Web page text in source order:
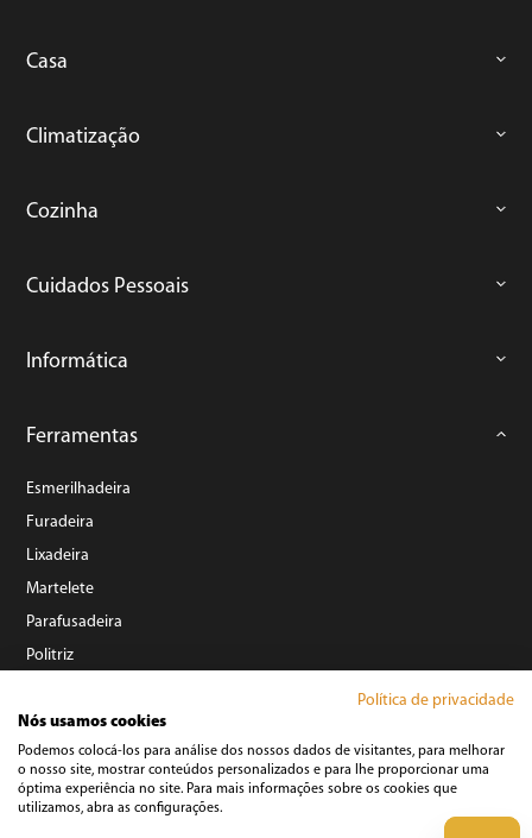
Casa
Climatização
Cozinha
Cuidados Pessoais
Informática
Ferramentas
Esmerilhadeira
Furadeira
Lixadeira
Martelete
Parafusadeira
Politriz
Soprador Térmico
Trena
Ver tudo
Política de privacidade
Nós usamos cookies
Podemos colocá-los para análise dos nossos dados de visitantes, para melhorar
o nosso site, mostrar conteúdos personalizados e para lhe proporcionar uma
óptima experiência no site. Para mais informações sobre os cookies que
utilizamos, abra as configurações.